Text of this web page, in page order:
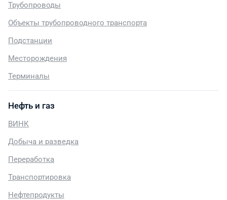
Трубопроводы
Объекты трубопроводного транспорта
Подстанции
Месторождения
Терминалы
Нефть и газ
ВИНК
Добыча и разведка
Переработка
Транспортировка
Нефтепродукты